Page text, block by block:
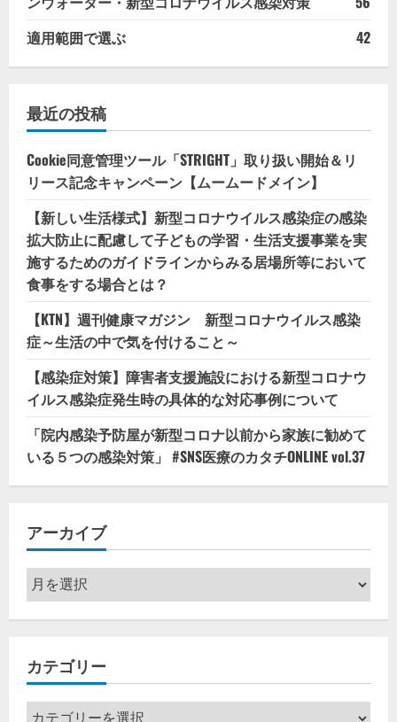
適用範囲で選ぶ
42
最近の投稿
Cookie同意管理ツール「STRIGHT」取り扱い開始＆リ
リース記念キャンペーン【ムームードメイン】
【新しい生活様式】新型コロナウイルス感染症の感染
拡大防止に配慮して子どもの学習・生活支援事業を実
施するためのガイドラインからみる居場所等において
食事をする場合とは？
【KTN】週刊健康マガジン 新型コロナウイルス感染
症～生活の中で気を付けること～
【感染症対策】障害者支援施設における新型コロナウ
イルス感染症発生時の具体的な対応事例について
「院内感染予防屋が新型コロナ以前から家族に勧めて
いる５つの感染対策」 #SNS医療のカタチONLINE vol.37
アーカイブ
ア
ー
カ
ブ
カテゴリー
カ